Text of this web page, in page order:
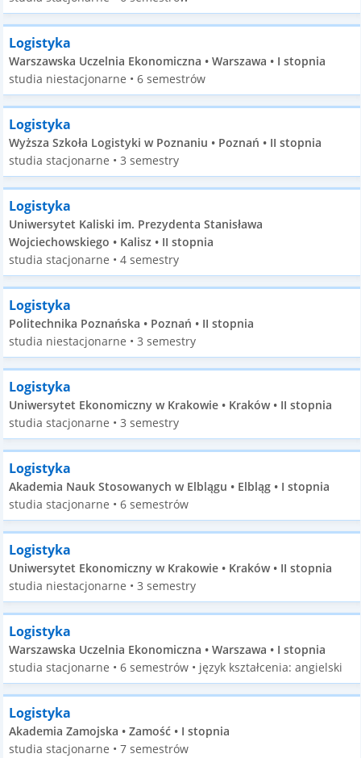
Logistyka
Warszawska Uczelnia Ekonomiczna • Warszawa • I stopnia
studia niestacjonarne • 6 semestrów
Logistyka
Wyższa Szkoła Logistyki w Poznaniu • Poznań • II stopnia
studia stacjonarne • 3 semestry
Logistyka
Uniwersytet Kaliski im. Prezydenta Stanisława
Wojciechowskiego • Kalisz • II stopnia
studia stacjonarne • 4 semestry
Logistyka
Politechnika Poznańska • Poznań • II stopnia
studia niestacjonarne • 3 semestry
Logistyka
Uniwersytet Ekonomiczny w Krakowie • Kraków • II stopnia
studia stacjonarne • 3 semestry
Logistyka
Akademia Nauk Stosowanych w Elblągu • Elbląg • I stopnia
studia stacjonarne • 6 semestrów
Logistyka
Uniwersytet Ekonomiczny w Krakowie • Kraków • II stopnia
studia niestacjonarne • 3 semestry
Logistyka
Warszawska Uczelnia Ekonomiczna • Warszawa • I stopnia
studia stacjonarne • 6 semestrów • język kształcenia: angielski
Logistyka
Akademia Zamojska • Zamość • I stopnia
studia stacjonarne • 7 semestrów